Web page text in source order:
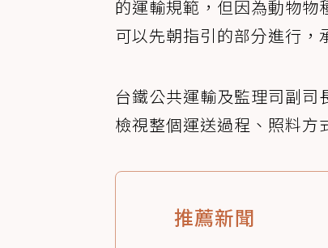
的運輸規範，但因為動物
可以先朝指引的部分進行，
台鐵公共運輸及監理司副
檢視整個運送過程、照料方
推薦新聞